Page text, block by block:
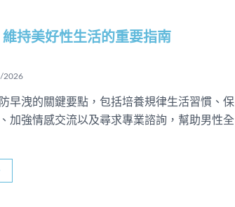
持美好性生活的重要指南
2026
早洩的關鍵要點，包括培養規律生活習慣、保
加強情感交流以及尋求專業諮詢，幫助男性全